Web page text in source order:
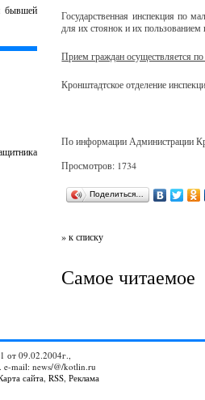
бывшей
Государственная инспекция по
для их стоянок и их
Прием граждан осуществляется
Кронштадтское отделение
По информации Администрации
Просмотров: 1734
Поделиться…
» к списку
Самое читаемое
от 09.02.2004г.,
. e-mail: news/@/kotlin.ru
сайта, RSS, Реклама